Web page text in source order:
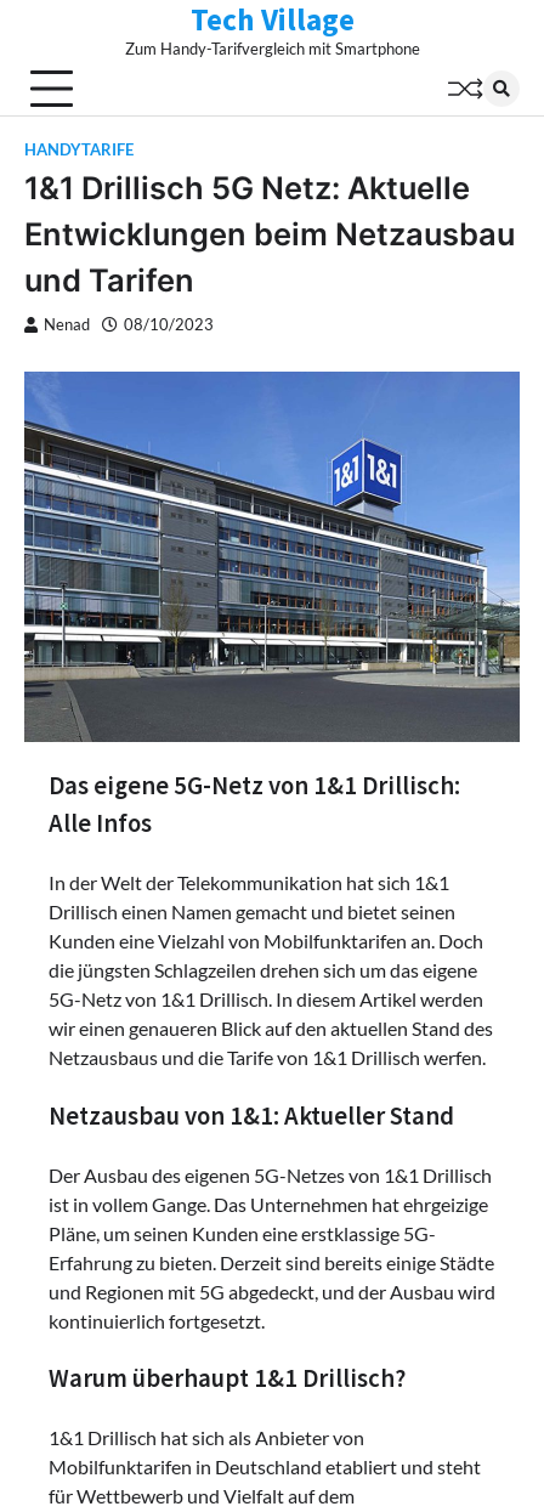
content
Tech Village
Zum Handy-Tarifvergleich mit Smartphone
HANDYTARIFE
1&1 Drillisch 5G Netz: Aktuelle
Entwicklungen beim Netzausbau
und Tarifen
Nenad 08/10/2023
Das eigene 5G-Netz von 1&1 Drillisch:
Alle Infos
In der Welt der Telekommunikation hat sich 1&1
Drillisch einen Namen gemacht und bietet seinen
Kunden eine Vielzahl von Mobilfunktarifen an. Doch
die jüngsten Schlagzeilen drehen sich um das eigene
5G-Netz von 1&1 Drillisch. In diesem Artikel werden
wir einen genaueren Blick auf den aktuellen Stand des
Netzausbaus und die Tarife von 1&1 Drillisch werfen.
Netzausbau von 1&1: Aktueller Stand
Der Ausbau des eigenen 5G-Netzes von 1&1 Drillisch
ist in vollem Gange. Das Unternehmen hat ehrgeizige
Pläne, um seinen Kunden eine erstklassige 5G-
Erfahrung zu bieten. Derzeit sind bereits einige Städte
und Regionen mit 5G abgedeckt, und der Ausbau wird
kontinuierlich fortgesetzt.
Warum überhaupt 1&1 Drillisch?
1&1 Drillisch hat sich als Anbieter von
Mobilfunktarifen in Deutschland etabliert und steht
für Wettbewerb und Vielfalt auf dem